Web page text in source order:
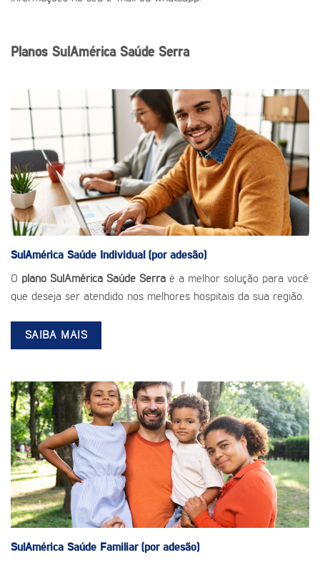
Planos SulAmérica Saúde Serra
SulAmérica Saúde Individual (por adesão)
O plano SulAmérica Saúde Serra é a melhor solução para você
que deseja ser atendido nos melhores hospitais da sua região.
SAIBA MAIS
SulAmérica Saúde Familiar (por adesão)